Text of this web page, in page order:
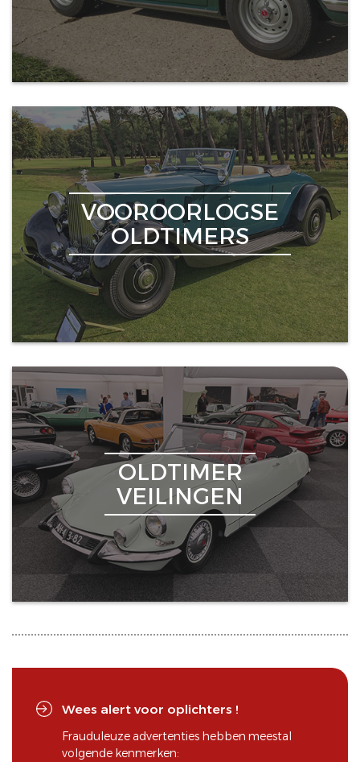
VOOROORLOGSE
OLDTIMERS
OLDTIMER
VEILINGEN
Wees alert voor oplichters !
Frauduleuze advertenties hebben meestal
volgende kenmerken: